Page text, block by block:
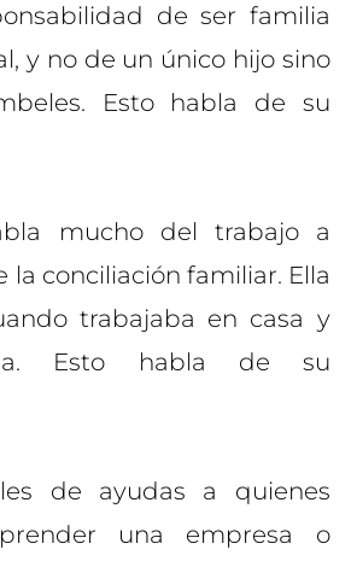
de ser familia
y no de un único hijo sino
Esto habla de su
mucho del trabajo a
la conciliación familiar. Ella
trabajaba en casa y
Esto habla de su
de ayudas a quienes
una empresa o